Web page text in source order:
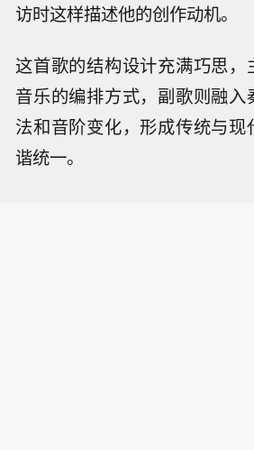
访时这样描述他的创作动机。
这首歌的结构设计充满巧思
音乐的编排方式，副歌则融入
法和音阶变化，形成传统与现
谐统一。